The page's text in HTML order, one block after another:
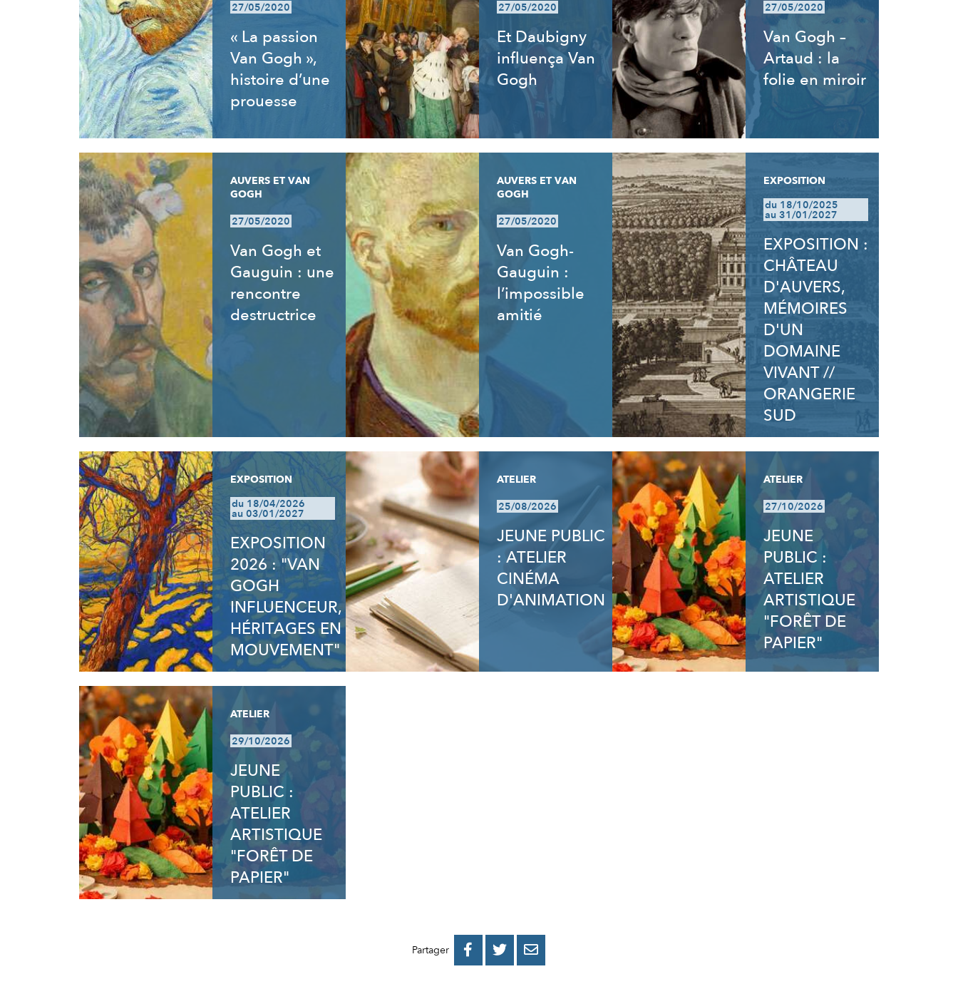
27/05/2020
« La passion
Van Gogh »,
histoire d’une
prouesse
27/05/2020
Et Daubigny
influença Van
Gogh
27/05/2020
Van Gogh –
Artaud : la
folie en miroir
AUVERS ET VAN
GOGH
27/05/2020
Van Gogh et
Gauguin : une
rencontre
destructrice
AUVERS ET VAN
GOGH
27/05/2020
Van Gogh-
Gauguin :
l’impossible
amitié
EXPOSITION
du 18/10/2025
au 31/01/2027
EXPOSITION :
CHÂTEAU
D'AUVERS,
MÉMOIRES
D'UN
DOMAINE
VIVANT //
ORANGERIE
SUD
EXPOSITION
du 18/04/2026
au 03/01/2027
EXPOSITION
2026 : "VAN
GOGH
INFLUENCEUR,
HÉRITAGES EN
MOUVEMENT"
ATELIER
25/08/2026
JEUNE PUBLIC
: ATELIER
CINÉMA
D'ANIMATION
ATELIER
27/10/2026
JEUNE
PUBLIC :
ATELIER
ARTISTIQUE
"FORÊT DE
PAPIER"
ATELIER
29/10/2026
JEUNE
PUBLIC :
ATELIER
ARTISTIQUE
"FORÊT DE
PAPIER"
Partager 
PARTAGER
PARTAGER
PARTAGER